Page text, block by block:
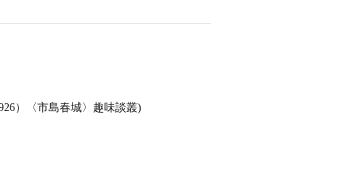
）〈市島春城〉趣味談叢)